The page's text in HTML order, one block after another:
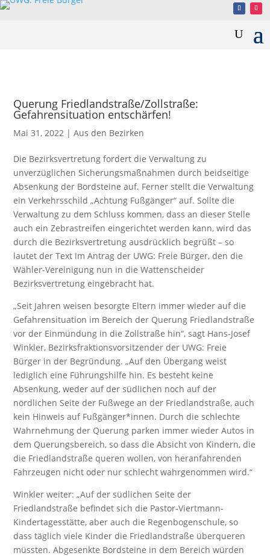
Querung Friedlandstraße/Zollstraße:
Gefahrensituation entschärfen!
Mai 31, 2022 |Aus den Bezirken
Die Bezirksvertretung fordert die Verwaltung zu
unverzüglichen Sicherungsmaßnahmen durch beidseitige
Absenkung der Bordsteine auf. Ferner stellt die Verwaltung
ein Verkehrsschild „Achtung Fußgänger“ auf. Sollte die
Verwaltung zu dem Schluss kommen, dass an dieser Stelle
auch ein Zebrastreifen eingerichtet werden kann, wird das
durch die Bezirksvertretung ausdrücklich begrüßt – so
lautet der Text im Antrag der UWG: Freie Bürger, den die
Wähler-Vereinigung nun in die Wattenscheider
Bezirksvertretung eingebracht hat.
„Seit Jahren weisen besorgte Eltern immer wieder auf die
Gefahrensituation im Bereich der Querung Friedlandstraße
vor der Einmündung in die Zollstraße hin“, sagt Hans-Josef
Winkler, Bezirksfraktionsvorsitzender der UWG: Freie
Bürger in der Begründung. „Auf den Übergang weist
lediglich eine Führungshilfe hin. Es besteht keine
Absenkung, weder auf der südlichen noch auf der
nördlichen Seite der Fußwege an der Friedlandstraße, auch
kein Hinweis auf Fußgänger*innen. Durch die schlechte
Wahrnehmung der Querung parken immer wieder Autos in
dem Querungsbereich, so dass die Absicht von Kindern, die
die Friedlandstraße queren wollen, von heranfahrenden
Fahrzeugen nicht oder nur schlecht wahrgenommen wird.“
Winkler weiter: „Auf der südlichen Seite der
Friedlandstraße befindet sich die Pastor-Viertmann-
Kindertagesstätte, aber auch die Regenbogenschule, so
dass täglich viele Kinder die Friedlandstraße überqueren
müssten. Abgesenkte Bordsteine in dem Bereich würden